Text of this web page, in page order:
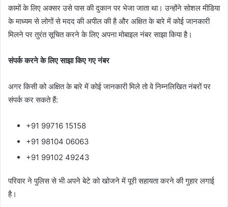
कामों के लिए अक्सर उसे पास की दुकान पर भेजा जाता था। उन्होंने सोशल मीडिया
के माध्यम से लोगों से मदद की अपील की है और अक्षित के बारे में कोई जानकारी
मिलने पर तुरंत सूचित करने के लिए अपना मोबाइल नंबर साझा किया है।
संपर्क करने के लिए साझा किए गए नंबर
अगर किसी को अक्षित के बारे में कोई जानकारी मिले तो वे निम्नलिखित नंबरों पर
संपर्क कर सकते हैं:
+91 99716 15158
+91 98104 06063
+91 99102 49243
परिवार ने पुलिस से भी अपने बेटे को खोजने में पूरी सहायता करने की गुहार लगाई
है।